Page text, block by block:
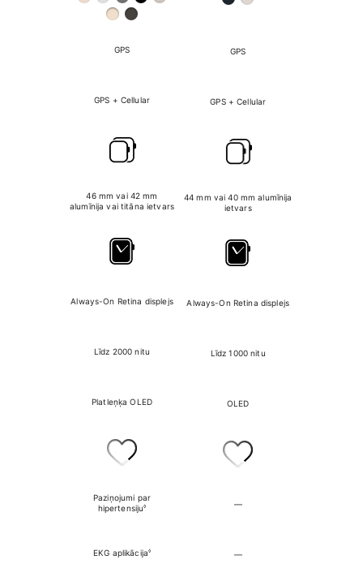
GPS
GPS + Cellular
46 mm vai 42 mm
alumīnija vai titāna ietvars
Always-On Retina displejs
Līdz 2000 nitu
Platleņķa OLED
Paziņojumi par
hipertensiju◊
EKG aplikācija◊
GPS
GPS + Cellular
44 mm vai 40 mm alumīnija
ietvars
Always-On Retina displejs
Līdz 1000 nitu
OLED
―
―